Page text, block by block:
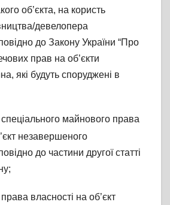
об’єкта, на користь
девелопера
до Закону України “Про
прав на об’єкти
які будуть споруджені в
майнового права
незавершеного
до частини другої статті
власності на об’єкт